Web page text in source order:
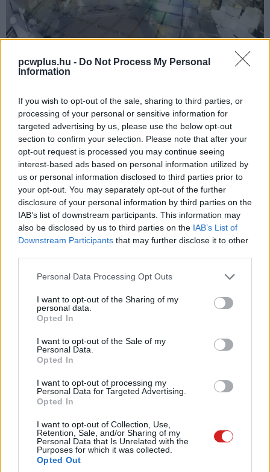
pcwplus.hu - Do Not Process My Personal
Information
If you wish to opt-out of the sale, sharing to third parties, or
processing of your personal or sensitive information for
targeted advertising by us, please use the below opt-out
section to confirm your selection. Please note that after your
opt-out request is processed you may continue seeing
interest-based ads based on personal information utilized by
us or personal information disclosed to third parties prior to
your opt-out. You may separately opt-out of the further
disclosure of your personal information by third parties on the
IAB’s list of downstream participants. This information may
also be disclosed by us to third parties on the IAB’s List of
Downstream Participants that may further disclose it to other
Please note that this website/app uses one or more Google
not limited to your visit or usage behaviour. You may click to
grant or deny consent to Google and its third-party tags to
use your data for below specified purposes in below Google
consent section.
Personal Data Processing Opt Outs
I want to opt-out of the Sharing of my
personal data.
Opted In
I want to opt-out of the Sale of my
Personal Data.
Opted In
I want to opt-out of processing my
Personal Data for Targeted Advertising.
Opted In
I want to opt-out of Collection, Use,
Retention, Sale, and/or Sharing of my
Personal Data that Is Unrelated with the
Purposes for which it was collected.
Opted Out
Egy csapat német és spanyol tudós például rájött
ha a gyártástechnológiát módosítják, még jobb OLED-
paneleket kapunk. A lényeg az, hogy a gyártás során
emeljék a hőmérsékleteket.
A változások végeredményeként a panelek tartóssága,
hatékonysága és fényereje 15 százalékkal nő azokkal a
modellekkel szemben, amelyeknél nem emelték meg a
hőmérsékletet. A kutatók jelenleg is egyeztetnek a
gyártókkal az új megoldás bevezetéséről.
balatoni kardioösvény (X)
4 és egy 8 km-es egészségügyi tanösvény nyílt
Balatonalmádiban.
#oled #kijelző #képernyő
#tévé
#okostelefon